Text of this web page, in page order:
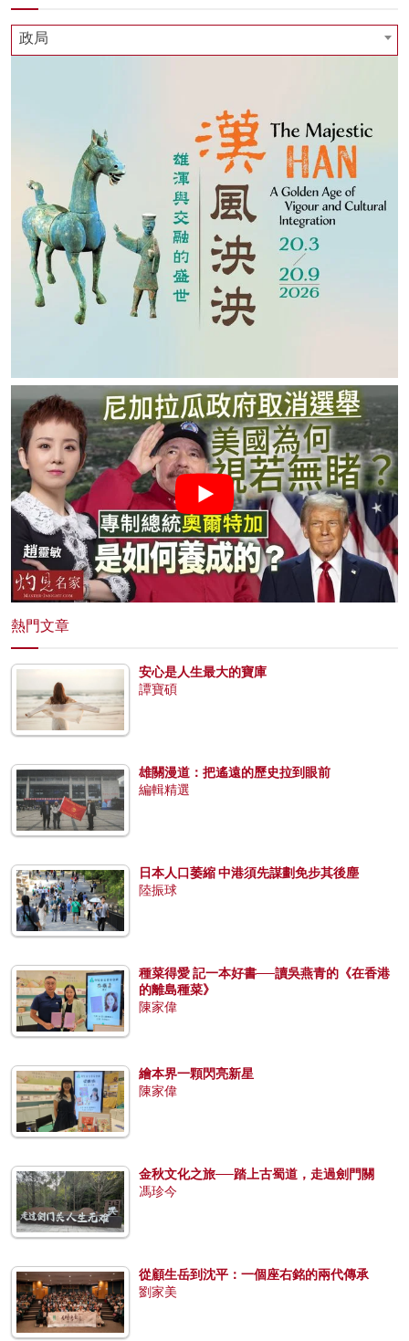
政局
熱門文章
安心是人生最大的寶庫
譚寶碩
雄關漫道：把遙遠的歷史拉到眼前
編輯精選
日本人口萎縮 中港須先謀劃免步其後塵
陸振球
種菜得愛 記一本好書──讀吳燕青的《在香港
的離島種菜》
陳家偉
繪本界一顆閃亮新星
陳家偉
金秋文化之旅──踏上古蜀道，走過劍門關
馮珍今
從顧生岳到沈平：一個座右銘的兩代傳承
劉家美